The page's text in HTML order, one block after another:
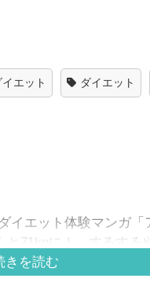
エット ダイエット
エット体験マンガ「
と71kgに！ するする
きを読む